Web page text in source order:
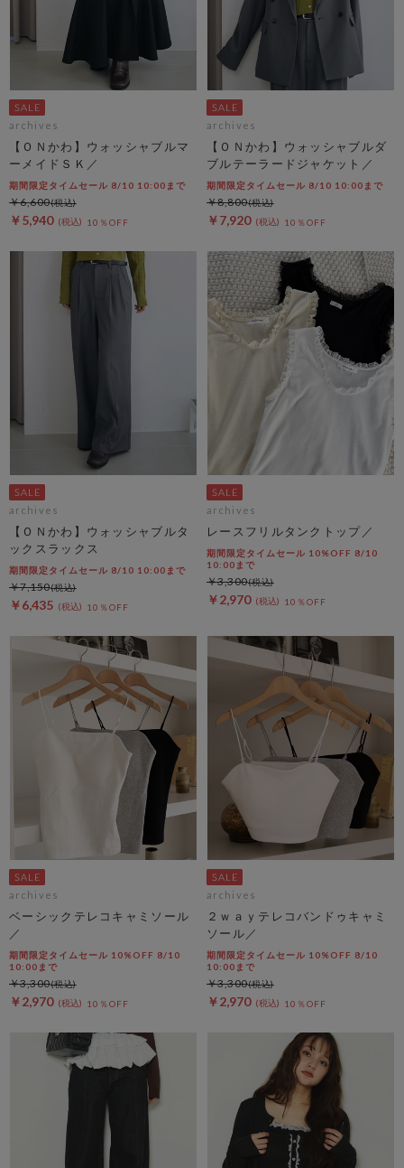
archives
【ＯＮかわ】ウォッシャブルマ
ーメイドＳＫ／
期間限定タイムセール 8/10 10:00まで
￥5,940 10％OFF
￥6,600
archives
【ＯＮかわ】ウォッシャブルダ
ブルテーラードジャケット／
期間限定タイムセール 8/10 10:00まで
￥7,920 10％OFF
￥8,800
archives
【ＯＮかわ】ウォッシャブルタ
ックスラックス
期間限定タイムセール 8/10 10:00まで
￥6,435 10％OFF
￥7,150
archives
レースフリルタンクトップ／
期間限定タイムセール 10%OFF 8/10
10:00まで
￥2,970 10％OFF
￥3,300
archives
ベーシックテレコキャミソール
／
期間限定タイムセール 10%OFF 8/10
10:00まで
￥2,970 10％OFF
￥3,300
archives
２ｗａｙテレコバンドゥキャミ
ソール／
期間限定タイムセール 10%OFF 8/10
10:00まで
￥2,970 10％OFF
￥3,300